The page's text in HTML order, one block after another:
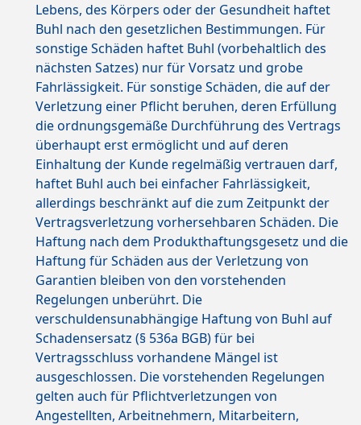
Lebens, des Körpers oder der Gesundheit haftet
Buhl nach den gesetzlichen Bestimmungen. Für
sonstige Schäden haftet Buhl (vorbehaltlich des
nächsten Satzes) nur für Vorsatz und grobe
Fahrlässigkeit. Für sonstige Schäden, die auf der
Verletzung einer Pflicht beruhen, deren Erfüllung
die ordnungsgemäße Durchführung des Vertrags
überhaupt erst ermöglicht und auf deren
Einhaltung der Kunde regelmäßig vertrauen darf,
haftet Buhl auch bei einfacher Fahrlässigkeit,
allerdings beschränkt auf die zum Zeitpunkt der
Vertragsverletzung vorhersehbaren Schäden. Die
Haftung nach dem Produkthaftungsgesetz und die
Haftung für Schäden aus der Verletzung von
Garantien bleiben von den vorstehenden
Regelungen unberührt. Die
verschuldensunabhängige Haftung von Buhl auf
Schadensersatz (§ 536a BGB) für bei
Vertragsschluss vorhandene Mängel ist
ausgeschlossen. Die vorstehenden Regelungen
gelten auch für Pflichtverletzungen von
Angestellten, Arbeitnehmern, Mitarbeitern,